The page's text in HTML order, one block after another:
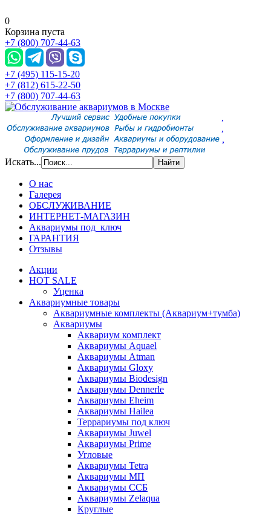
0
Корзина пуста
+7 (800) 707-44-63
+7 (495) 115-15-20
+7 (812) 615-22-50
+7 (800) 707-44-63
,
,
,
Искать...
О нас
Галерея
ОБСЛУЖИВАНИЕ
ИНТЕРНЕТ-МАГАЗИН
Аквариумы под ключ
ГАРАНТИЯ
Отзывы
Акции
HOT SALE
Уценка
Аквариумные товары
Аквариумные комплекты (Аквариум+тумба)
Аквариумы
Аквариум комплект
Аквариумы Aquael
Аквариумы Atman
Аквариумы Gloxy
Аквариумы Biodesign
Аквариумы Dennerle
Аквариумы Eheim
Аквариумы Hailea
Террариумы под ключ
Аквариумы Juwel
Аквариумы Prime
Угловые
Аквариумы Tetra
Аквариумы МП
Аквариумы ССБ
Аквариумы Zelaqua
Круглые